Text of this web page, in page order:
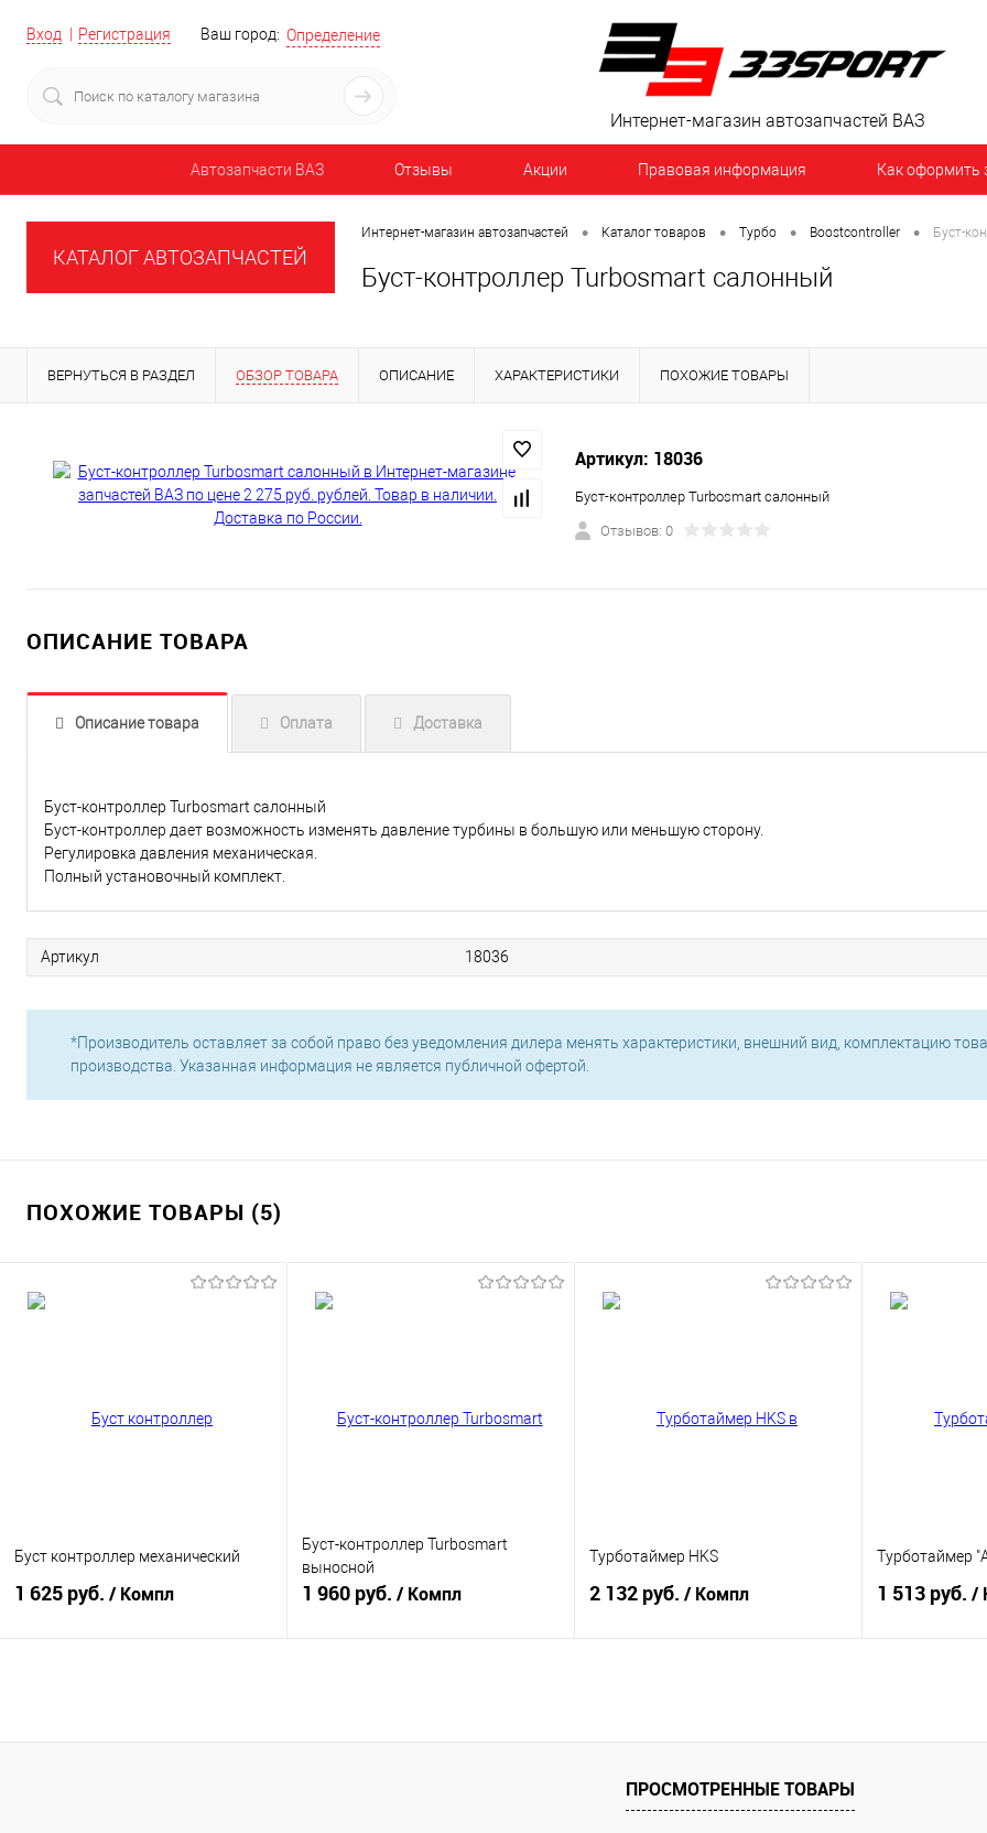
Вход Регистрация Ваш город: Определение
Интернет-магазин автозапчастей ВАЗ
Автозапчасти ВАЗ Отзывы Акции Правовая информация Как оформить
КАТАЛОГ АВТОЗАПЧАСТЕЙ
Интернет-магазин автозапчастей • Каталог товаров • Турбо • Boostcontroller • Буст-
Буст-контроллер Turbosmart салонный
ВЕРНУТЬСЯ В РАЗДЕЛ ОБЗОР ТОВАРА ОПИСАНИЕ ХАРАКТЕРИСТИКИ ПОХОЖИЕ ТОВАРЫ
Артикул: 18036
Буст-контроллер Turbosmart салонный
Отзывов: 0
ОПИСАНИЕ ТОВАРА
Описание товара Оплата Доставка
Буст-контроллер Turbosmart салонный
Буст-контроллер дает возможность изменять давление турбины в большую или меньшую сторону.
Регулировка давления механическая.
Полный установочный комплект.
Артикул 18036
*Производитель оставляет за собой право без уведомления дилера менять характеристики, внешний вид, комплектацию
производства. Указанная информация не является публичной офертой.
ПОХОЖИЕ ТОВАРЫ (5)
Буст контроллер механический
1 625 руб. / Компл
Буст-контроллер Turbosmart
выносной
1 960 руб. / Компл
Турботаймер HKS
2 132 руб. / Компл
Турботаймер
1 513 руб. /
ПРОСМОТРЕННЫЕ ТОВАРЫ